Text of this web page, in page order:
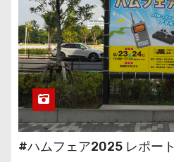
#ハムフェア2025 レポート